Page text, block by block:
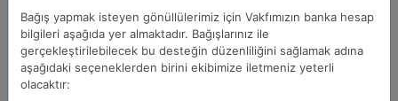
Bağış yapmak isteyen gönüllülerimiz için Vakfımızın banka hesap
bilgileri aşağıda yer almaktadır. Bağışlarınız ile
gerçekleştirilebilecek bu desteğin düzenliliğini sağlamak adına
aşağıdaki seçeneklerden birini ekibimize iletmeniz yeterli
olacaktır:
Copyright © 2018 Sanayi-i Nefise Vakfı